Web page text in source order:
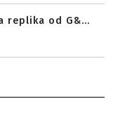
replika od G&...